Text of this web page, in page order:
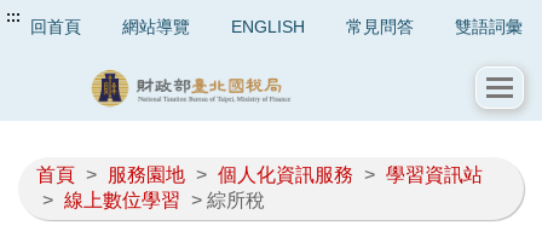
::: 回首頁 網站導覽 ENGLISH 常見問答 雙語詞彙
首頁 > 服務園地 > 個人化資訊服務 > 學習資訊站
> 線上數位學習 > 綜所稅